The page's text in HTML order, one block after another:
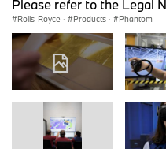
Please refer to the Legal
Rolls-Royce · Products · Phantom